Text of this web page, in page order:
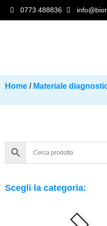
0773 488836
Home / Materiale
Scegli la categoria: